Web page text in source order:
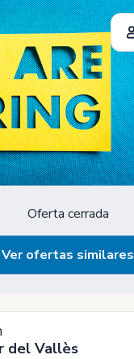
Oferta cerrada
Ver ofertas similares
del Vallès